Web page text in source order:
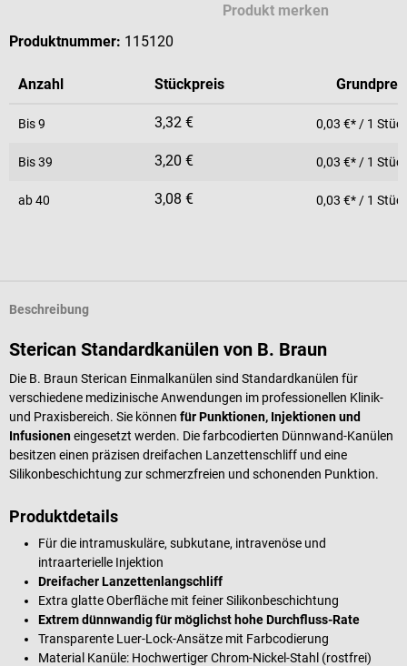
Produkt merken
Produktnummer: 115120
Anzahl Stückpreis
Bis9 3,32 € 0,03 €* / 1
Bis39 3,20 € 0,03 €* / 1
ab40 3,08 € 0,03 €* / 1
Beschreibung
Sterican Standardkanülen von B. Braun
Die B. Braun Sterican Einmalkanülen sind Standardkanülen für
verschiedene medizinische Anwendungen im professionellen Klinik-
und Praxisbereich. Sie können für Punktionen, Injektionen und
Infusioneneingesetzt werden. Die farbcodierten Dünnwand-Kanülen
besitzen einen präzisen dreifachen Lanzettenschliff und eine
Silikonbeschichtung zur schmerzfreien und schonenden Punktion.
Produktdetails
Für die intramuskuläre, subkutane, intravenöse und
intraarterielle Injektion
Dreifacher Lanzettenlangschliff
Extra glatte Oberfläche mit feiner Silikonbeschichtung
Extrem dünnwandig für möglichst hohe Durchfluss-Rate
Transparente Luer-Lock-Ansätze mit Farbcodierung
Material Kanüle: Hochwertiger Chrom-Nickel-Stahl (rostfrei)